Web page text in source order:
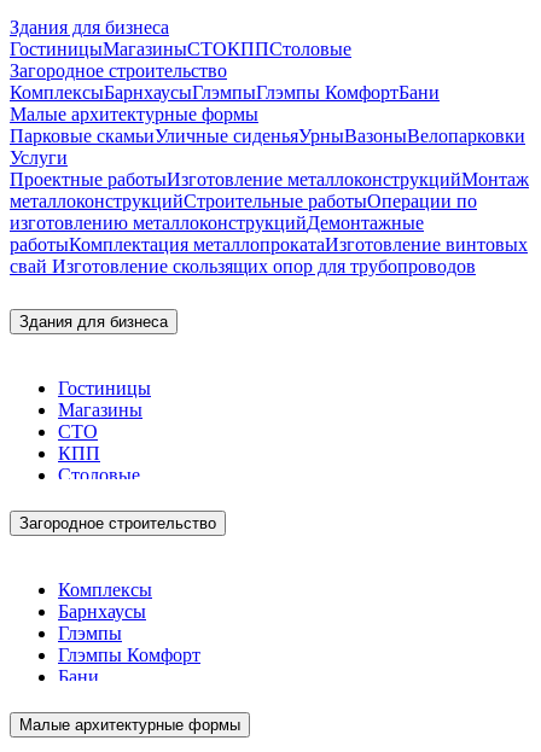
Здания для бизнеса
ГостиницыМагазиныСТОКППСтоловые
Загородное строительство
КомплексыБарнхаусыГлэмпыГлэмпы КомфортБани
Малые архитектурные формы
Парковые скамьиУличные сиденьяУрныВазоныВелопарковки
Услуги
Проектные работыИзготовление металлоконструкцийМонтаж
металлоконструкцийСтроительные работыОперации по
изготовлению металлоконструкцийДемонтажные
работыКомплектация металлопрокатаИзготовление винтовых
свай Изготовление скользящих опор для трубопроводов
Здания для бизнеса
Гостиницы
Магазины
СТО
КПП
Столовые
Загородное строительство
Комплексы
Барнхаусы
Глэмпы
Глэмпы Комфорт
Бани
Малые архитектурные формы